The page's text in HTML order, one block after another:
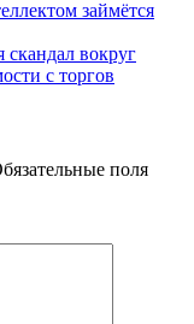
займётся
скандал вокруг
с торгов
поля